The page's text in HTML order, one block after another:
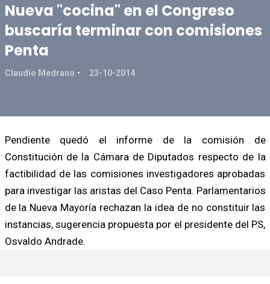
Nueva "cocina" en el Congreso
buscaría terminar con comisiones
Penta
Claudio Medrano 23-10-2014
Pendiente quedó el informe de la comisión de
Constitución de la Cámara de Diputados respecto de la
factibilidad de las comisiones investigadores aprobadas
para investigar las aristas del Caso Penta. Parlamentarios
de la Nueva Mayoría rechazan la idea de no constituir las
instancias, sugerencia propuesta por el presidente del PS,
Osvaldo Andrade.